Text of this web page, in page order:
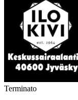
Terminato